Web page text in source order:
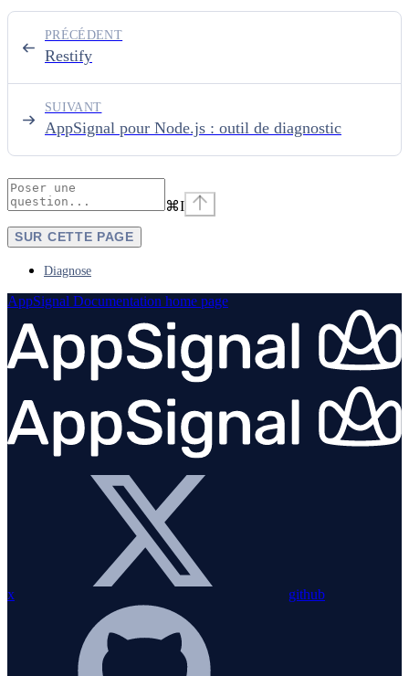
Restify
PRÉCÉDENT
AppSignal pour Node.js : outil de diagnostic
SUIVANT
⌘I
SUR CETTE PAGE
Diagnose
AppSignal Documentation home page
x github